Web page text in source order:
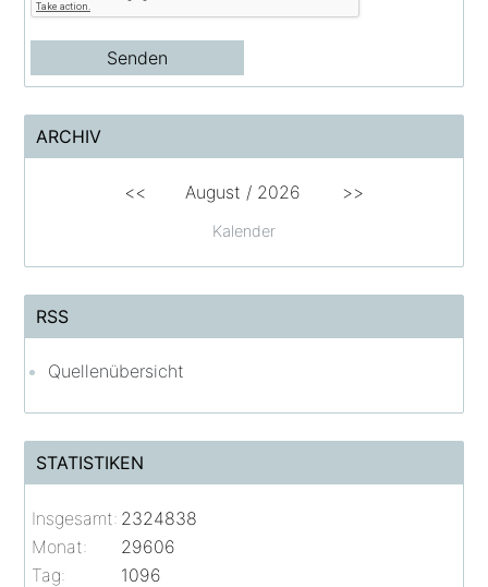
ARCHIV
Kalender
<< August / 2026 >>
RSS
Quellenübersicht
STATISTIKEN
Insgesamt: 2324838
Monat:
29606
Tag:
1096